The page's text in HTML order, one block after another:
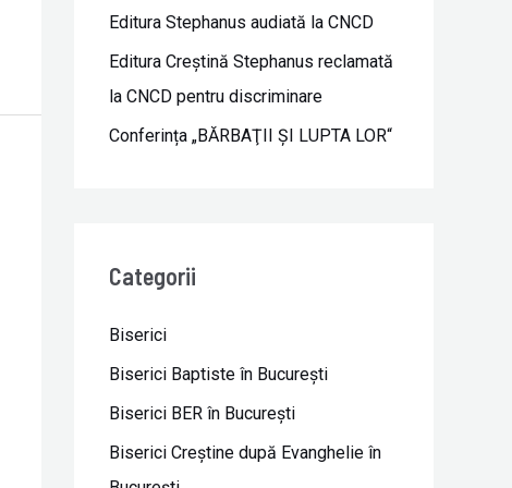
Editura Stephanus audiată la CNCD
Editura Creștină Stephanus reclamată
la CNCD pentru discriminare
Conferința „BĂRBAŢII ŞI LUPTA LOR“
Categorii
Biserici
Biserici Baptiste în Bucureşti
Biserici BER în Bucureşti
Biserici Creştine după Evanghelie în